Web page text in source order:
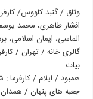
وثاق / گنبد کاووس/
افشار طاهری، محمد
الماسی، ایمان اسلامی،
گالری خانه / تهران /
بیات
همبود / ایلام /
جعبه های پنهان / همدان